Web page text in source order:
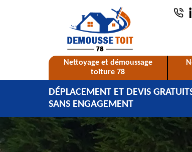
Nettoyage et démoussage
toiture 78
DÉPLACEMENT ET DEVIS
SANS ENGAGEMENT